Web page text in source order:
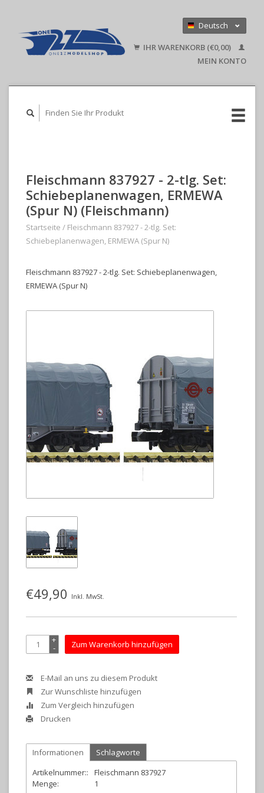
Deutsch
English
IHR WARENKORB (€0,00)
MEIN KONTO
Fleischmann 837927 - 2-tlg. Set:
Schiebeplanenwagen, ERMEWA
(Spur N) (Fleischmann)
Startseite / Fleischmann 837927 - 2-tlg. Set:
Schiebeplanenwagen, ERMEWA (Spur N)
Fleischmann 837927 - 2-tlg. Set: Schiebeplanenwagen,
ERMEWA (Spur N)
€49,90 Inkl. MwSt.
+
- Zum Warenkorb hinzufügen
E-Mail an uns zu diesem Produkt
Zur Wunschliste hinzufügen
Zum Vergleich hinzufügen
Drucken
Informationen
Schlagworte
Artikelnummer::
Fleischmann 837927
Menge:
1